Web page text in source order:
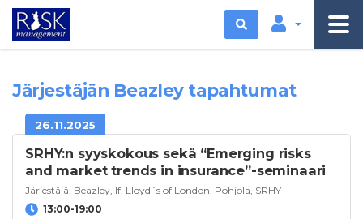
Etsi
Järjestäjän Beazley tapahtumat
26.11.2025
SRHY:n syyskokous sekä “Emerging risks
and market trends in insurance”-seminaari
Järjestäjä: Beazley, If, Lloyd´s of London, Pohjola, SRHY
13:00-19:00